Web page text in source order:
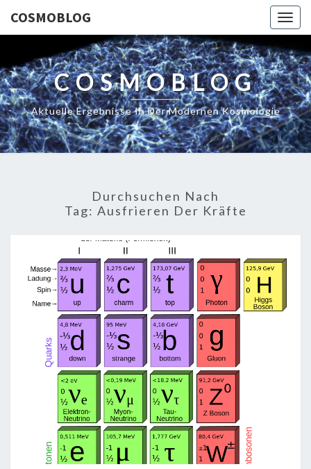
COSMOBLOG
COSMOBLOG
Aktuelle Ergebnisse In Der Modernen Kosmologie
Durchsuchen Nach
Tag: Ausfrieren Der Kräfte